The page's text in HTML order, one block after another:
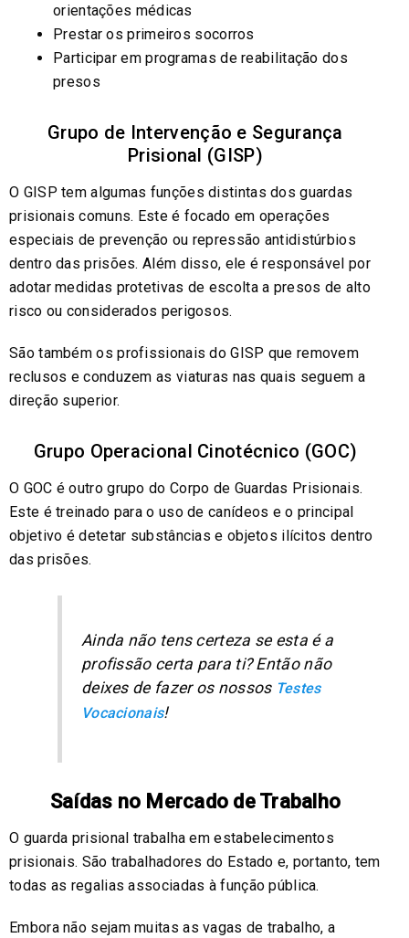
orientações médicas
Prestar os primeiros socorros
Participar em programas de reabilitação dos
presos
Grupo de Intervenção e Segurança
Prisional (GISP)
O GISP tem algumas funções distintas dos guardas
prisionais comuns. Este é focado em operações
especiais de prevenção ou repressão antidistúrbios
dentro das prisões. Além disso, ele é responsável por
adotar medidas protetivas de escolta a presos de alto
risco ou considerados perigosos.
São também os profissionais do GISP que removem
reclusos e conduzem as viaturas nas quais seguem a
direção superior.
Grupo Operacional Cinotécnico (GOC)
O GOC é outro grupo do Corpo de Guardas Prisionais.
Este é treinado para o uso de canídeos e o principal
objetivo é detetar substâncias e objetos ilícitos dentro
das prisões.
Ainda não tens certeza se esta é a
profissão certa para ti? Então não
deixes de fazer os nossos Testes
Vocacionais!
Saídas no Mercado de Trabalho
O guarda prisional trabalha em estabelecimentos
prisionais. São trabalhadores do Estado e, portanto, tem
todas as regalias associadas à função pública.
Embora não sejam muitas as vagas de trabalho, a